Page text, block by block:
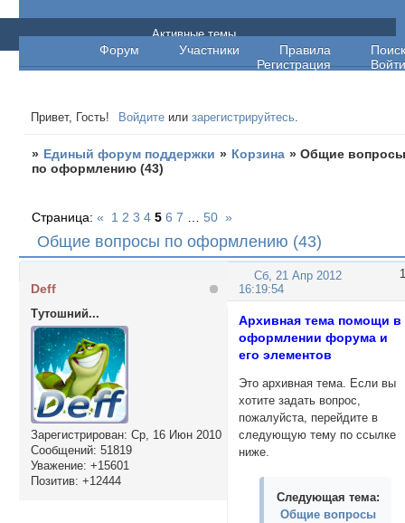
Единый форум поддержки
Форум Участники Правила
Поиск
Регистрация
Войти
Активные темы
Привет, Гость! Войдите илизарегистрируйтесь.
» Единый форум поддержки » Корзина »Общие
по оформлению (43)
Общие вопросы по оформлению (43)
Страница:« 1 2 3 4 5 6 7 50 »
1
Сб, 21 Апр 2012
16:19:54
Deff
Тутошний...
Зарегистрирован: Ср, 16 Июн 2010
Сообщений: 51819
Уважение: +15601
Позитив: +12444
Архивная тема помощи в
оформлении форума и
его элементов
Это архивная тема. Если вы
хотите задать вопрос,
пожалуйста, перейдите в
следующую тему по ссылке
ниже.
Следующая тема:
Общие вопросы